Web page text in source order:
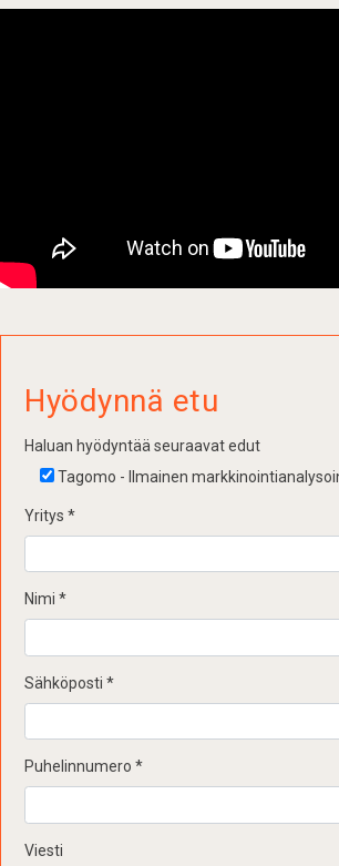
Hyödynnä etu
Haluan hyödyntää seuraavat edut
Tagomo - Ilmainen
Yritys *
Nimi *
Sähköposti *
Puhelinnumero *
Viesti